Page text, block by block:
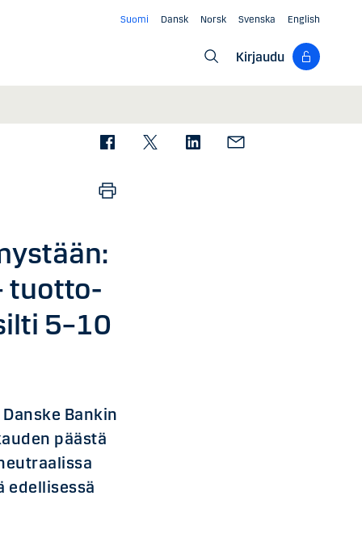
Suomi Dansk Norsk Svenska English
Kirjaudu
tuotto-
5–10
Bankin
päästä
edellisessä